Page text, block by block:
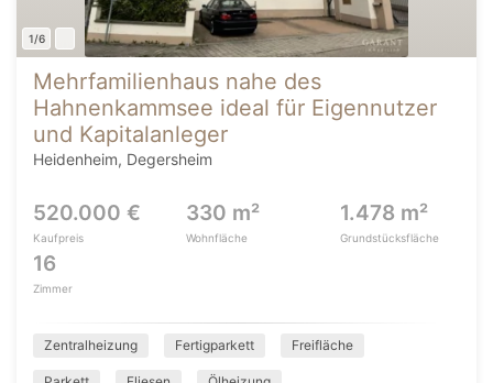
1/6
Mehrfamilienhaus nahe des
Hahnenkammsee ideal für Eigennutzer
und Kapitalanleger
Heidenheim, Degersheim
520.000 €
Kaufpreis
330 m²
Wohnfläche
1.478 m²
Grundstücksfläche
16
Zimmer
Zentralheizung Fertigparkett Freifläche